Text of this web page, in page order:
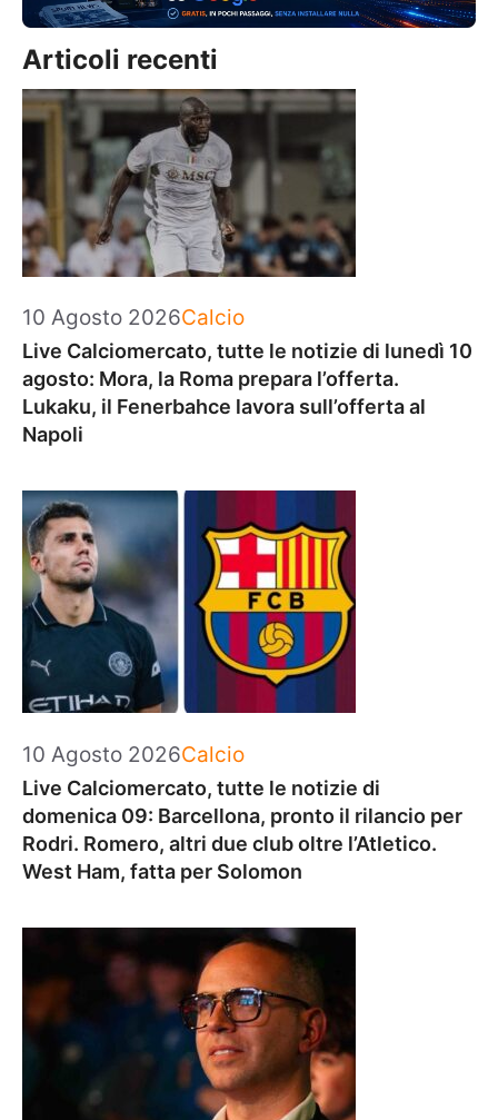
Articoli recenti
10 Agosto 2026Categorie
Calcio
Live Calciomercato, tutte le notizie di lunedì 10
agosto: Mora, la Roma prepara l’offerta.
Lukaku, il Fenerbahce lavora sull’offerta al
Napoli
10 Agosto 2026Categorie
Calcio
Live Calciomercato, tutte le notizie di
domenica 09: Barcellona, pronto il rilancio per
Rodri. Romero, altri due club oltre l’Atletico.
West Ham, fatta per Solomon